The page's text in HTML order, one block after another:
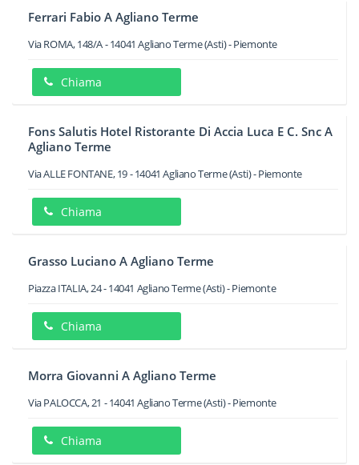
Ferrari Fabio A Agliano Terme
Via ROMA, 148/A-14041 Agliano Terme(Asti) -Piemonte
Chiama
Fons Salutis Hotel Ristorante Di Accia Luca E C. Snc A
Agliano Terme
Via ALLE FONTANE, 19-14041 Agliano Terme(Asti) -Piemonte
Chiama
Grasso Luciano A Agliano Terme
Piazza ITALIA, 24-14041 Agliano Terme(Asti) -Piemonte
Chiama
Morra Giovanni A Agliano Terme
Via PALOCCA, 21 -14041 Agliano Terme(Asti) -Piemonte
Chiama